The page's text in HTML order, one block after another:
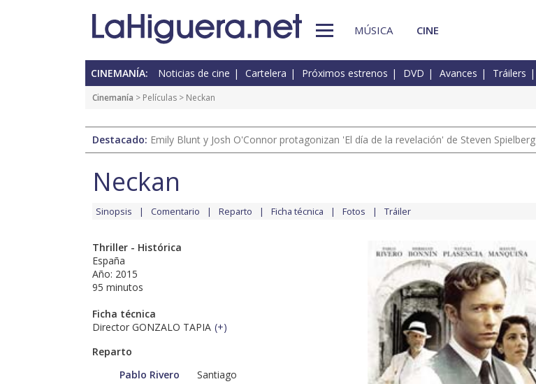
MÚSICA CINE
CINEMANÍA: Noticias de cine Cartelera Próximos estrenos DVD Avances Tráilers
Cinemanía > Películas > Neckan
Destacado: Emily Blunt y Josh O'Connor protagonizan 'El día de la revelación' de Steven Spielberg
Neckan
Sinopsis Comentario Reparto Ficha técnica Fotos Tráiler
Thriller - Histórica
España
Año: 2015
95 minutos
Ficha técnica
Director GONZALO TAPIA (+)
Reparto
Pablo Rivero
Santiago